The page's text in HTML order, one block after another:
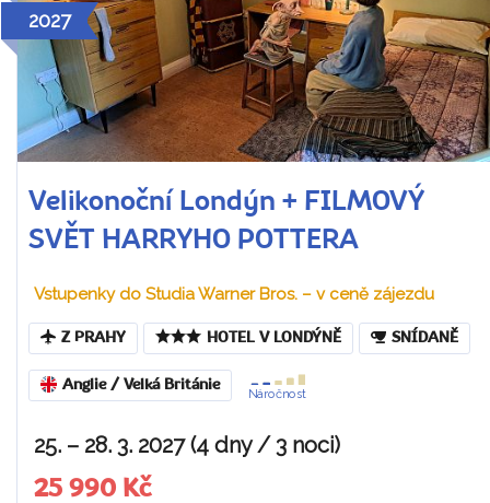
2027
Velikonoční Londýn + FILMOVÝ
SVĚT HARRYHO POTTERA
Vstupenky do Studia Warner Bros. – v ceně zájezdu
Z PRAHY HOTEL V LONDÝNĚ SNÍDANĚ
Anglie / Velká Británie
Náročnost
25. – 28. 3. 2027 (4 dny / 3 noci)
25 990 Kč